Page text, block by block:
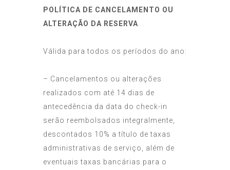
POLÍTICA DE CANCELAMENTO OU
ALTERAÇÃO DA RESERVA
Válida para todos os períodos do ano:
– Cancelamentos ou alterações
realizados com até 14 dias de
antecedência da data do check-in
serão reembolsados integralmente,
descontados 10% a título de taxas
administrativas de serviço, além de
eventuais taxas bancárias para o